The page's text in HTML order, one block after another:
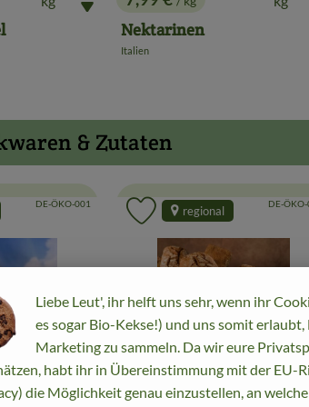
, Preis:
Nektarinen
, Herkunft:
Italien
& Zutaten
Produkt zum Warenkorb hinzufügen
, Kontrollstelle:
DE-ÖKO-001
hinzufügen
,DE-
regional
Produkt zu Favouriten
Liebe Leut', ihr helft uns sehr, wenn ihr
es sogar Bio-Kekse!) und uns somit
Marketing zu sammeln. Da wir eure
habt ihr in Übereinstimmung mit der EU-
die Möglichkeit genau einzustellen, an